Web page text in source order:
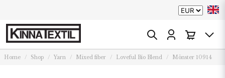
Home Shop Yarn Mixed fiber Loveful Bio Blend Mönster 10914